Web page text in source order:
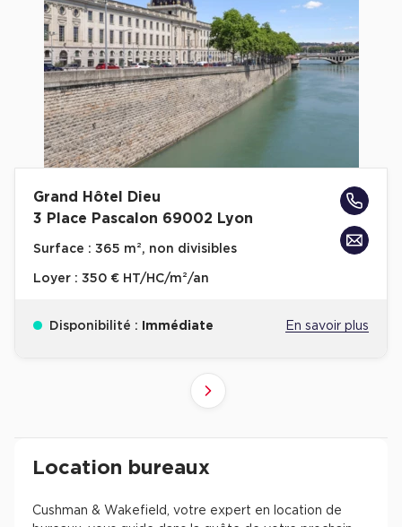
Grand Hôtel Dieu
3 Place Pascalon 69002 Lyon
Surface : 365 m², non divisibles
Loyer : 350 € HT/HC/m²/an
Disponibilité : Immédiate En savoir plus
Suivant
Revenir à l'accueil -
Location bureaux
Cushman & Wakefield, votre expert en location de